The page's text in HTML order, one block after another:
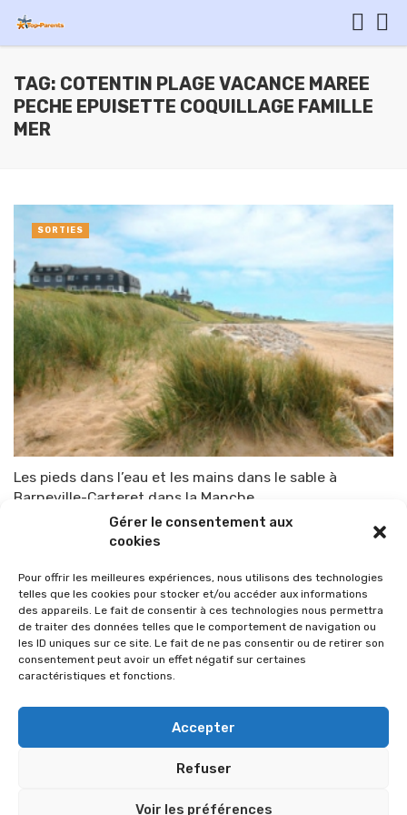
Gérer le consentement aux
cookies
Pour offrir les meilleures expériences, nous utilisons des technologies
telles que les cookies pour stocker et/ou accéder aux informations
des appareils. Le fait de consentir à ces technologies nous permettra
de traiter des données telles que le comportement de navigation ou
les ID uniques sur ce site. Le fait de ne pas consentir ou de retirer son
consentement peut avoir un effet négatif sur certaines
caractéristiques et fonctions.
Accepter
Refuser
Voir les préférences
TAG: COTENTIN PLAGE VACANCE MAREE
PECHE EPUISETTE COQUILLAGE FAMILLE
MER
Les pieds dans l’eau et les mains dans le sable à
Barneville-Carteret dans la Manche
TOP-PARENTS 1 février 2015
SORTIES